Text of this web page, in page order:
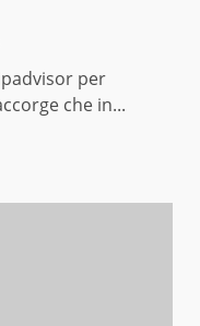
per
che in...